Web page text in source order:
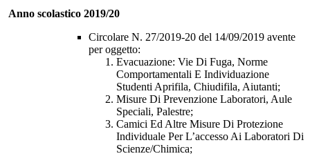
Anno scolastico 2019/20
Circolare N. 27/2019-20 del 14/09/2019 avente
per oggetto:
Evacuazione: Vie Di Fuga, Norme
Comportamentali E Individuazione
Studenti Aprifila, Chiudifila, Aiutanti;
Misure Di Prevenzione Laboratori, Aule
Speciali, Palestre;
Camici Ed Altre Misure Di Protezione
Individuale Per L’accesso Ai Laboratori Di
Scienze/Chimica;